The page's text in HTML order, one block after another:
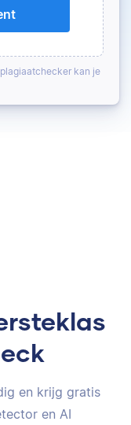
kan je
en krijg gratis
en AI